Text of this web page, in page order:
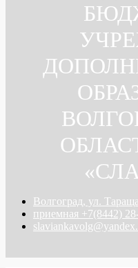
Волгоград, ул.
приемная +7(8442)